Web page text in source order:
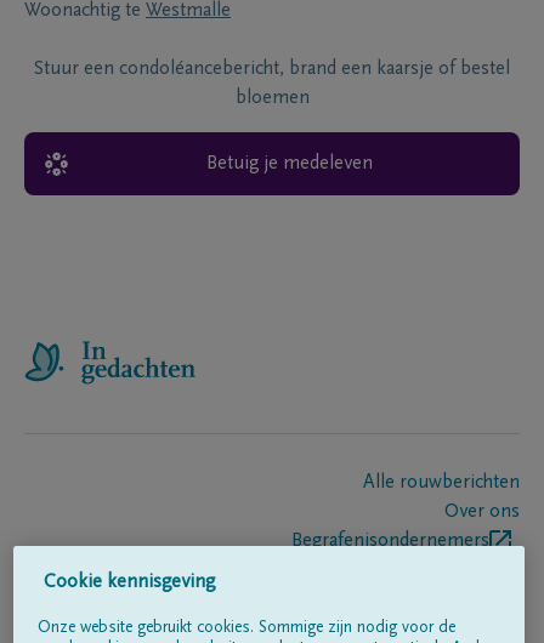
Woonachtig te Westmalle
Stuur een condoléancebericht, brand een kaarsje of bestel
bloemen
Betuig je medeleven
Alle rouwberichten
Over ons
Begrafenisondernemers
Cookie kennisgeving
Onze website gebruikt cookies. Sommige zijn nodig voor de